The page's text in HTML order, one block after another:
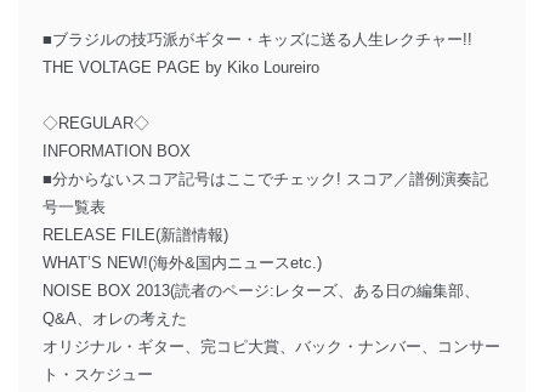
■ブラジルの技巧派がギター・キッズに送る人生レクチャー!!
THE VOLTAGE PAGE by Kiko Loureiro
◇REGULAR◇
INFORMATION BOX
■分からないスコア記号はここでチェック! スコア／譜例演奏記
号一覧表
RELEASE FILE(新譜情報)
WHAT’S NEW!(海外&国内ニュースetc.)
NOISE BOX 2013(読者のページ:レターズ、ある日の編集部、
Q&A、オレの考えた
オリジナル・ギター、完コピ大賞、バック・ナンバー、コンサー
ト・スケジュー